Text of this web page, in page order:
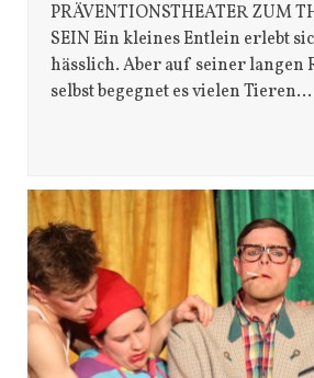
PRÄVENTIONSTHEATER ZUM
SEIN Ein kleines Entlein erlebt
hässlich. Aber auf seiner langen
selbst begegnet es vielen Tieren…